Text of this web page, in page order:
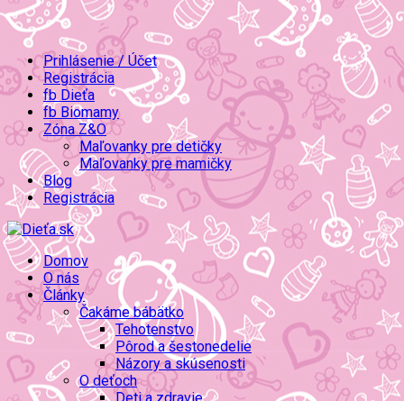
Prihlásenie / Účet
Registrácia
fb Dieťa
fb Biomamy
Zóna Z&O
Maľovanky pre detičky
Maľovanky pre mamičky
Blog
Registrácia
Domov
O nás
Články
Čakáme bábätko
Tehotenstvo
Pôrod a šestonedelie
Názory a skúsenosti
O deťoch